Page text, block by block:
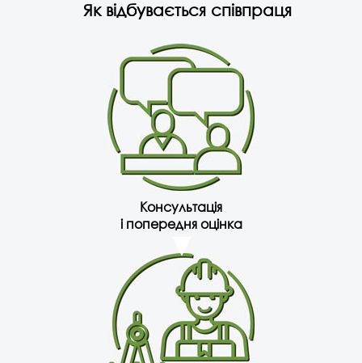
Як відбувається співпраця
Консультація
і попередня оцінка